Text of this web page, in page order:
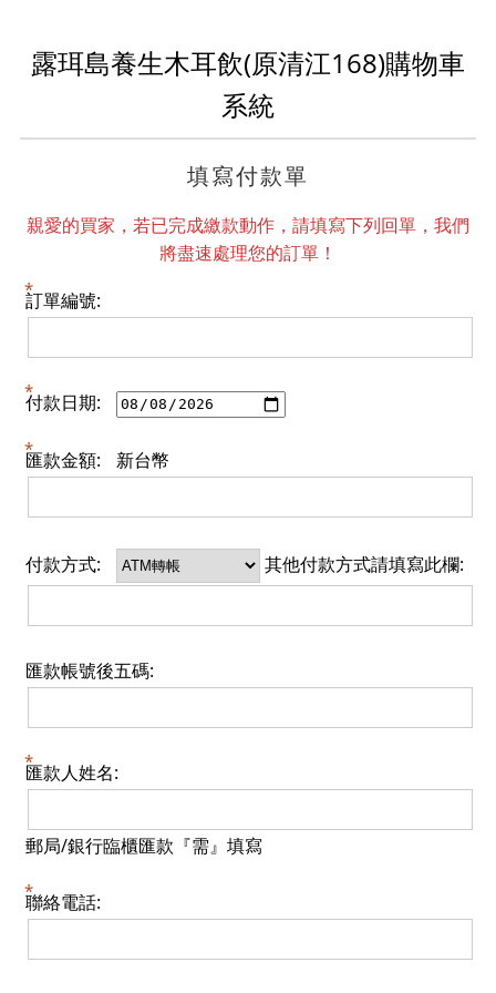
露珥島養生木耳飲(原清江168)購物車
系統
填寫付款單
親愛的買家，若已完成繳款動作，請填寫下列回單，我們
將盡速處理您的訂單！
訂單編號:
付款日期:
匯款金額: 新台幣
付款方式: 其他付款方式請填寫此欄:
匯款帳號後五碼:
匯款人姓名:
郵局/銀行臨櫃匯款『需』填寫
聯絡電話: